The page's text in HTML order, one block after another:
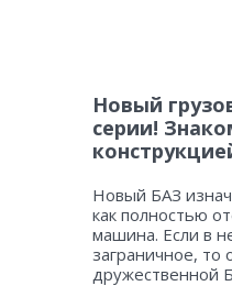
Новый
серии!
Новый БАЗ
как полностью
машина. Если в
заграничное, то
дружественной